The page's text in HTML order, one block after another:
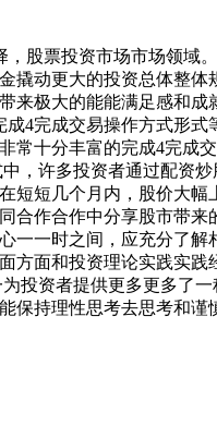
股票投资市场市场领域
动更大的投资总体整
极大的能能满足感和
4完成交易操作方式形
十分丰富的完成4完成
，许多投资者通过配资
短几个月内，股价大
作合作中分享股市带
一时之间，应充分了
面和投资理论实践实
投资者提供更多更多了
持理性思考去思考和